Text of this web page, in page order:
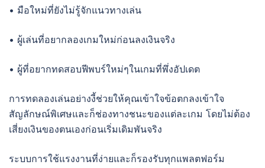
• มือใหม่ที่ยังไม่รู้จักแนวทางเล่น
• ผู้เล่นที่อยากลองเกมใหม่ก่อนลงเงินจริง
• ผู้ที่อยากทดสอบฟีพบร์ใหม่ๆในเกมที่พึ่งอัปเดต
การทดลองเล่นอย่างงี้ช่วยให้คุณเข้าใจข้อตกลงเข้าใจ
สัญลักษณ์พิเศษและก็ช่องทางชนะของแต่ละเกม โดยไม่ต้อง
เสี่ยงเงินของตนเองก่อนเริ่มเดิมพันจริง
ระบบการใช้แรงงานที่ง่ายและก็รองรับทุกแพลตฟอร์ม